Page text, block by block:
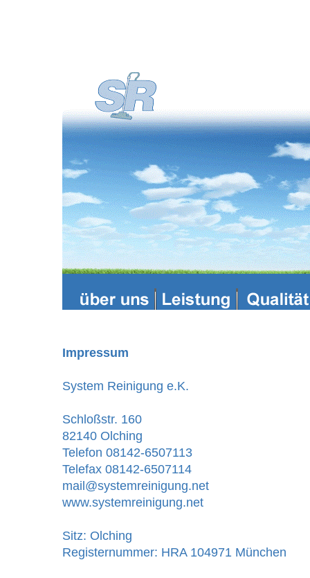
Impressum
System Reinigung e.K.
Schloßstr. 160
82140 Olching
Telefon 08142-6507113
Telefax 08142-6507114
mail@systemreinigung.net
www.systemreinigung.net
Sitz: Olching
Registernummer: HRA 104971 München